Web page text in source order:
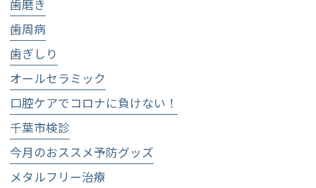
歯磨き
歯周病
歯ぎしり
オールセラミック
口腔ケアでコロナに負けない！
千葉市検診
今月のおススメ予防グッズ
メタルフリー治療